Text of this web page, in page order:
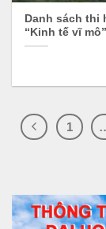
Danh sách thi
“Kinh tế vĩ
1